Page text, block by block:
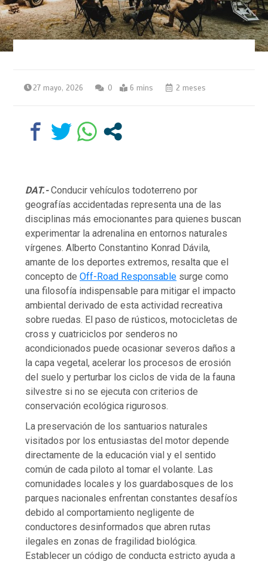
27 mayo, 2026 0 6 mins 2 meses
DAT.-Conducir vehículos todoterreno por
geografías accidentadas representa una de las
disciplinas más emocionantes para quienes buscan
experimentar la adrenalina en entornos naturales
vírgenes. Alberto Constantino Konrad Dávila,
amante de los deportes extremos, resalta que el
concepto deOff-Road Responsable surge como
una filosofía indispensable para mitigar el impacto
ambiental derivado de esta actividad recreativa
sobre ruedas. El paso de rústicos, motocicletas de
cross y cuatriciclos por senderos no
acondicionados puede ocasionar severos daños a
la capa vegetal, acelerar los procesos de erosión
del suelo y perturbar los ciclos de vida de la fauna
silvestre si no se ejecuta con criterios de
conservación ecológica rigurosos.
La preservación de los santuarios naturales
visitados por los entusiastas del motor depende
directamente de la educación vial y el sentido
común de cada piloto al tomar el volante. Las
comunidades locales y los guardabosques de los
parques nacionales enfrentan constantes desafíos
debido al comportamiento negligente de
conductores desinformados que abren rutas
ilegales en zonas de fragilidad biológica.
Establecer un código de conducta estricto ayuda a